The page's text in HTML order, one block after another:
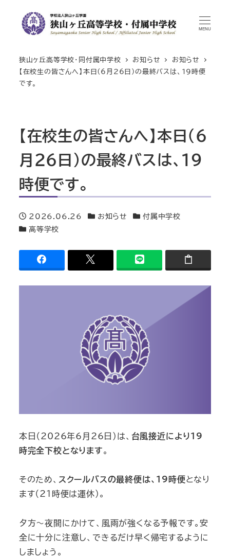
MENU
狭山ヶ丘高等学校・同付属中学校 お知らせ
お知らせ
【在校生の皆さんへ】本日(6月26日)の最終バスは、19時便
です。
【在校生の皆さんへ】本日(6
月26日)の最終バスは、19
時便です。
投稿日
2026.06.26
カテゴリー
お知らせ
カテゴリー
付属中学校
カテゴリー
高等学校
本日（2026年6月26日）は、 台風接近により19
時完全下校となります。
そのため、 スクールバスの最終便は、19時便となり
ます（21時便は運休）。
夕方～夜間にかけて、風雨が強くなる予報です。安
全に十分に注意し、できるだけ早く帰宅するように
しましょう。